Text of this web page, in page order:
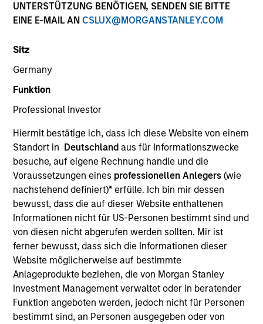
UNTERSTÜTZUNG BENÖTIGEN, SENDEN SIE BITTE
EINE E-MAIL AN CSLUX@MORGANSTANLEY.COM
Sitz
Germany
Funktion
Professional Investor
Hiermit bestätige ich, dass ich diese Website von einem
Standort in Deutschland aus für Informationszwecke
besuche, auf eigene Rechnung handle und die
Voraussetzungen eines professionellen Anlegers(wie
nachstehend definiert)* erfülle. Ich bin mir dessen
bewusst, dass die auf dieser Website enthaltenen
Informationen nicht für US-Personen bestimmt sind und
von diesen nicht abgerufen werden sollten. Mir ist
ferner bewusst, dass sich die Informationen dieser
Website möglicherweise auf bestimmte
Anlageprodukte beziehen, die von Morgan Stanley
Investment Management verwaltet oder in beratender
Funktion angeboten werden, jedoch nicht für Personen
bestimmt sind, an Personen ausgegeben oder von
10 Years
TEAM
Counterpoint Global
Jenny Leeds is an investor for Counterpoint Global.
She joined Morgan Stanley in 2019 and has 10
years of investment experience. Prior to joining the
firm, she was an associate and Equity Research
Analyst at Bank of America Merrill Lynch (BAML)
focused on biotechnology. Jenny received a Ph.D. in
cancer biology and immunology from Memorial
Sloan Kettering Cancer Center and a B.S. in